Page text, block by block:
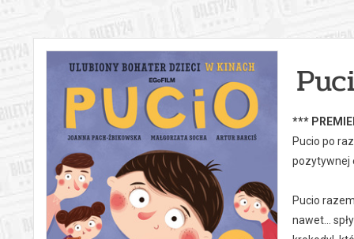
***
Pucio po
pozytywnej
Pucio
nawet...